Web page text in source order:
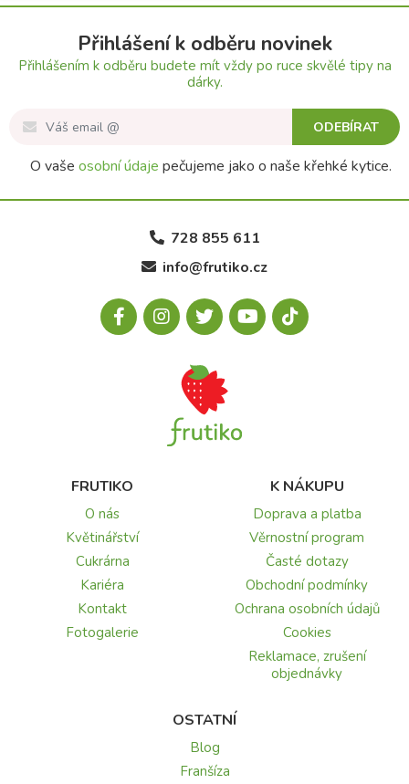
Přihlášení k odběru novinek
Přihlášením k odběru budete mít vždy po ruce skvělé tipy na
dárky.
ODEBÍRAT
O vaše osobní údaje pečujeme jako o naše křehké kytice.
728 855 611
info@frutiko.cz
FRUTIKO
O nás
Květinářství
Cukrárna
Kariéra
Kontakt
Fotogalerie
K NÁKUPU
Doprava a platba
Věrnostní program
Časté dotazy
Obchodní podmínky
Ochrana osobních údajů
Cookies
Reklamace, zrušení
objednávky
OSTATNÍ
Blog
Franšíza